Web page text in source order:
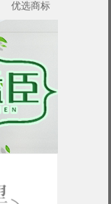
优选商标